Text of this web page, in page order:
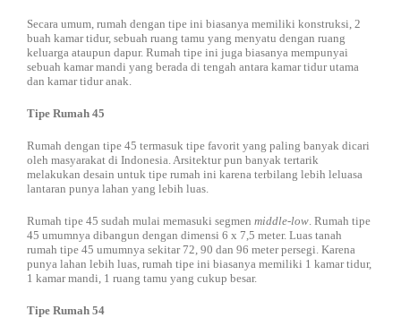
Secara umum, rumah dengan tipe ini biasanya memiliki konstruksi, 2
buah kamar tidur, sebuah ruang tamu yang menyatu dengan ruang
keluarga ataupun dapur. Rumah tipe ini juga biasanya mempunyai
sebuah kamar mandi yang berada di tengah antara kamar tidur utama
dan kamar tidur anak.
Tipe Rumah 45
Rumah dengan tipe 45 termasuk tipe favorit yang paling banyak dicari
oleh masyarakat di Indonesia. Arsitektur pun banyak tertarik
melakukan desain untuk tipe rumah ini karena terbilang lebih leluasa
lantaran punya lahan yang lebih luas.
Rumah tipe 45 sudah mulai memasuki segmen middle-low. Rumah tipe
45 umumnya dibangun dengan dimensi 6 x 7,5 meter. Luas tanah
rumah tipe 45 umumnya sekitar 72, 90 dan 96 meter persegi. Karena
punya lahan lebih luas, rumah tipe ini biasanya memiliki 1 kamar tidur,
1 kamar mandi, 1 ruang tamu yang cukup besar.
Tipe Rumah 54